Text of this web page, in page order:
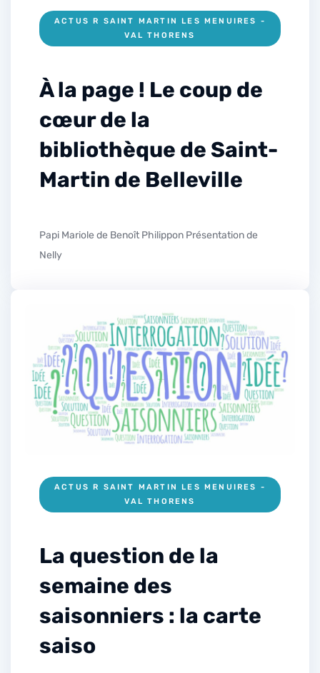
ACTUS R SAINT MARTIN LES MENUIRES -
VAL THORENS
À la page ! Le coup de
cœur de la
bibliothèque de Saint-
Martin de Belleville
Papi Mariole de Benoît Philippon Présentation de
Nelly
ACTUS R SAINT MARTIN LES MENUIRES -
VAL THORENS
La question de la
semaine des
saisonniers : la carte
saiso